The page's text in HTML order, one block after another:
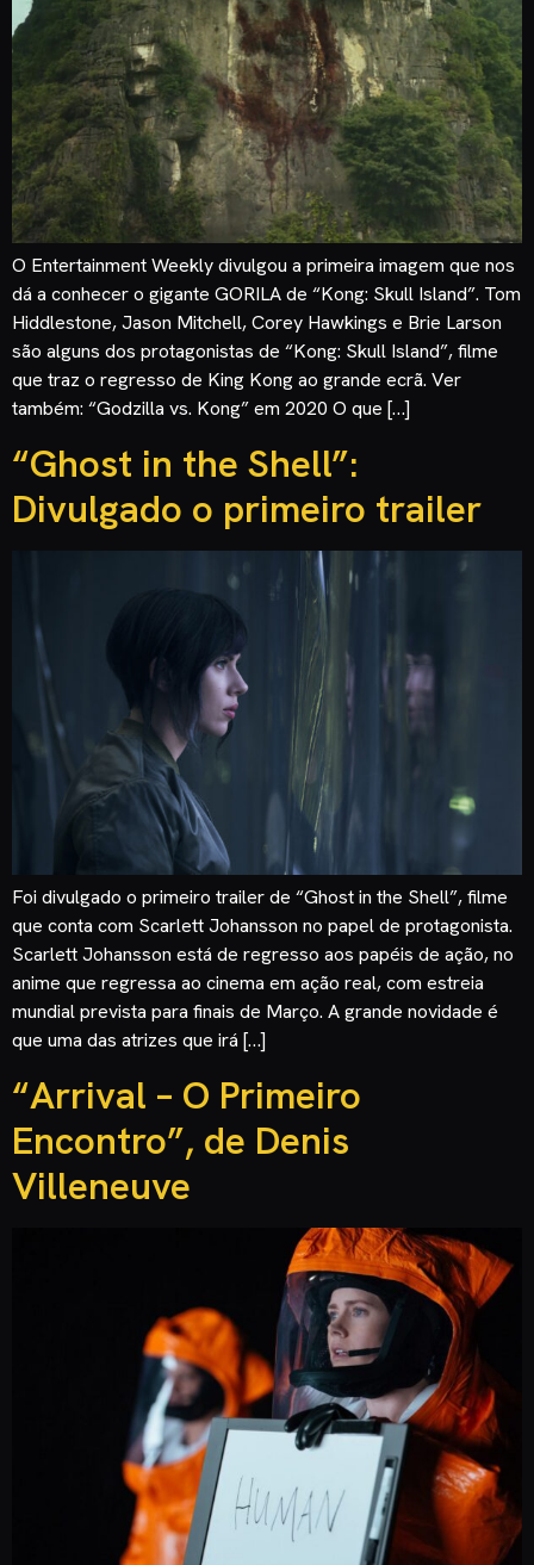
O Entertainment Weekly divulgou a primeira imagem que nos
dá a conhecer o gigante GORILA de “Kong: Skull Island”. Tom
Hiddlestone, Jason Mitchell, Corey Hawkings e Brie Larson
são alguns dos protagonistas de “Kong: Skull Island”, filme
que traz o regresso de King Kong ao grande ecrã. Ver
também: “Godzilla vs. Kong” em 2020 O que […]
“Ghost in the Shell”:
Divulgado o primeiro trailer
Foi divulgado o primeiro trailer de “Ghost in the Shell”, filme
que conta com Scarlett Johansson no papel de protagonista.
Scarlett Johansson está de regresso aos papéis de ação, no
anime que regressa ao cinema em ação real, com estreia
mundial prevista para finais de Março. A grande novidade é
que uma das atrizes que irá […]
“Arrival – O Primeiro
Encontro”, de Denis
Villeneuve